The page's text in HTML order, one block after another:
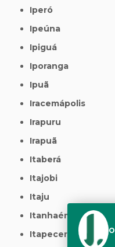
Iperó
Ipeúna
Ipiguá
Iporanga
Ipuã
Iracemápolis
Irapuru
Irapuã
Itaberá
Itajobi
Itaju
Itanhaém
Itapecerica da